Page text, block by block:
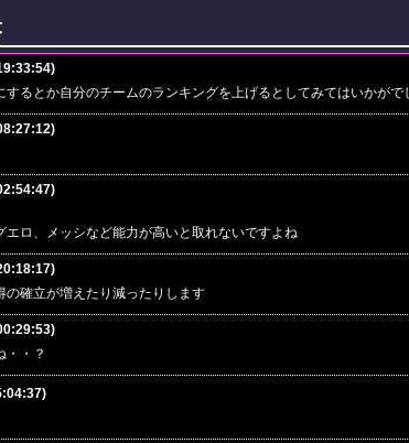
するとか自分のチームのランキングを上げるとしてみてはいかがで
エロ、メッシなど能力が高いと取れないですよね
の確立が増えたり減ったりします
・・？